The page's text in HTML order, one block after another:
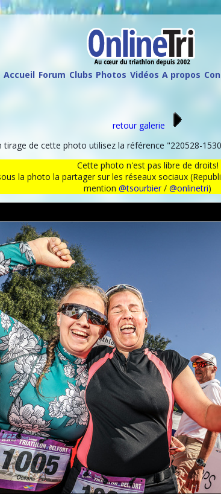
Accueil Forum Clubs Photos Vidéos A propos
retour galerie
tirage de cette photo utilisez la référence "220528-
Cette photo n'est pas libre de droits!
la photo la partager sur les réseaux sociaux
mention @tsourbier/ @onlinetri)